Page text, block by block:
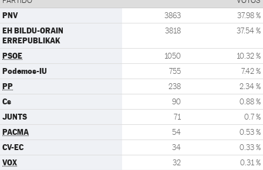
PNV 3863 37.98 %
EH BILDU-ORAIN
ERREPUBLIKAK
3818 37.54 %
PSOE 1050 10.32 %
Podemos-IU 755 7.42 %
PP 238 2.34 %
Cs 90 0.88 %
JUNTS 71 0.7 %
PACMA 54 0.53 %
CV-EC 34 0.33 %
VOX 32 0.31 %